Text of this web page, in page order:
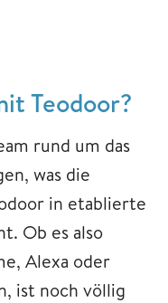
Teodoor?
rund um das
was die
in etablierte
Ob es also
Alexa oder
ist noch völlig